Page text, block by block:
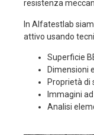
resistenza
In Alfatestlab
attivo usando
Superficie
Dimensioni
Proprietà di
Immagini
Analisi